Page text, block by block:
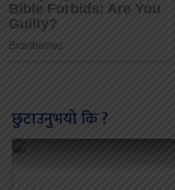
छुटाउनुभयो कि ?